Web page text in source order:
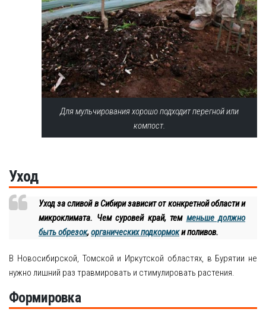
Для мульчирования хорошо подходит перегной или
компост.
Уход
Уход за сливой в Сибири зависит от конкретной области и
микроклимата. Чем суровей край, тем меньше должно
быть обрезок,органических подкормоки поливов.
В Новосибирской, Томской и Иркутской областях, в Бурятии не
нужно лишний раз травмировать и стимулировать растения.
Формировка